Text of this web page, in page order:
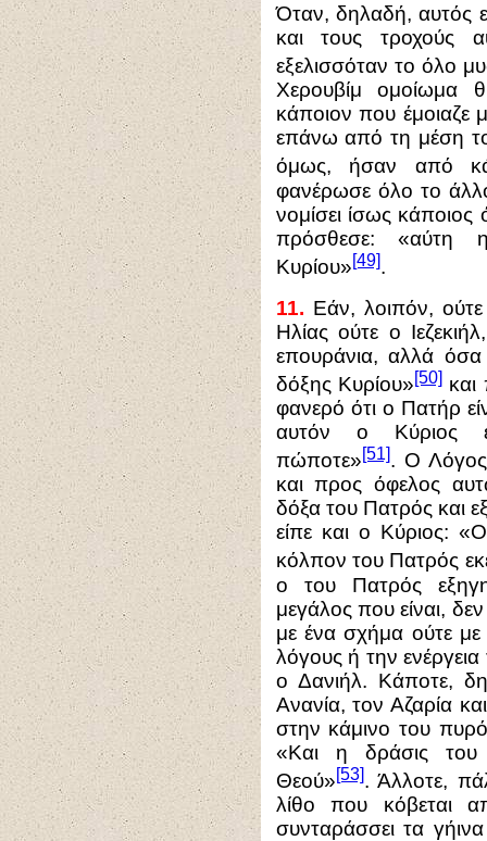
Όταν, δηλαδή, αυτός
και τους
εξελισσόταν το όλο
Χερουβίμ ομοίωμα
κάποιον που έμοιαζε
επάνω από τη μέση
όμως, ήσαν από
φανέρωσε όλο το
νομίσει ίσως κάποιος
πρόσθεσε: «αύτη
Κυρίου»[49].
11. Εάν, λοιπόν,
Ηλίας ούτε ο
επουράνια, αλλά
δόξης Κυρίου»[50]και
φανερό ότι ο Πατήρ
αυτόν ο Κύριος
πώποτε»[51]. Ο Λόγος
και προς όφελος
δόξα του Πατρός και
είπε και ο Κύριος:
κόλπον του Πατρός
ο του Πατρός
μεγάλος που είναι,
με ένα σχήμα ούτε
λόγους ή την
ο Δανιήλ. Κάποτε,
Ανανία, τον Αζαρία
στην κάμινο του
«Και η δράσις του
Θεού»[53]. Άλλοτε,
λίθο που κόβεται
συνταράσσει τα γήινα